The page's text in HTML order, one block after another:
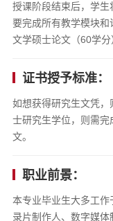
授课阶段结束后，学
要完成所有教学模块和
文学硕士论文（60学分
证书授予标准：
如想获得研究生文凭
士研究生学位，则需
文。
职业前景：
本专业毕业生大多工
录片制作人、数字媒